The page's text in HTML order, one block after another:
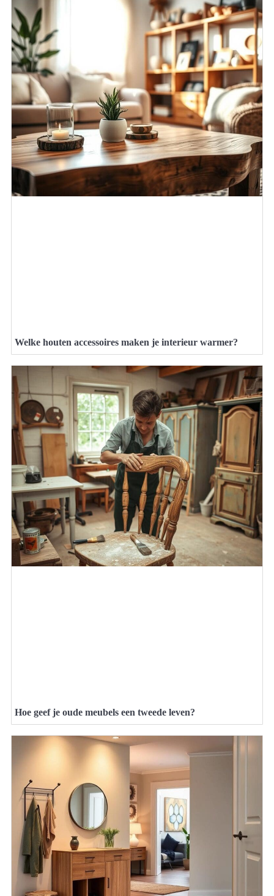
Welke houten accessoires maken je interieur warmer?
Hoe geef je oude meubels een tweede leven?